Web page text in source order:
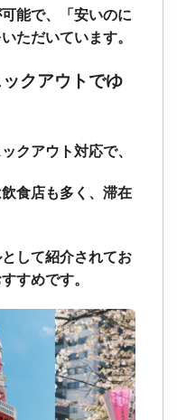
能で、「安いのに
ただいています。
ックアウトでゆ
クアウト対応で、
食店も多く、滞在
して紹介されてお
すめです。